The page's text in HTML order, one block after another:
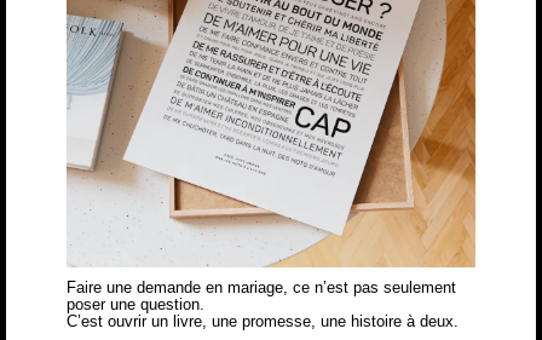
Faire une demande en mariage, ce n’est pas seulement
poser une question.
C’est ouvrir un livre, une promesse, une histoire à deux.